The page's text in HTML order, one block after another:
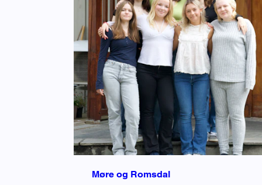
Møre og Romsdal